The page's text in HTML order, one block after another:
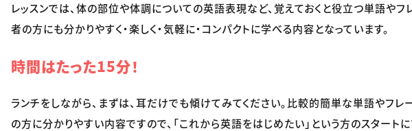
レッスンでは、体の部位や体調についての英語表現など、覚えておくと役立つ単語やフ
者の方にも分かりやすく・楽しく・気軽に・コンパクトに学べる内容となっています。
時間はたった15分！
ランチをしながら、まずは、耳だけでも傾けてみてください。比較的簡単な単語やフレ
の方に分かりやすい内容ですので、「これから英語をはじめたい」という方のスタートに